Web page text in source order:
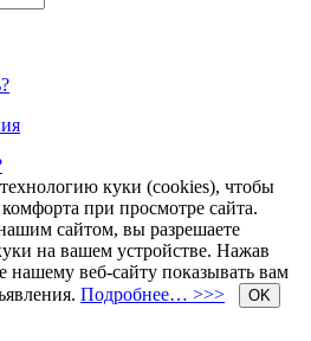
куки (cookies), чтобы
при просмотре сайта.
сайтом, вы разрешаете
на вашем устройстве. Нажав
веб-сайту показывать вам
Подробнее… >>> OK